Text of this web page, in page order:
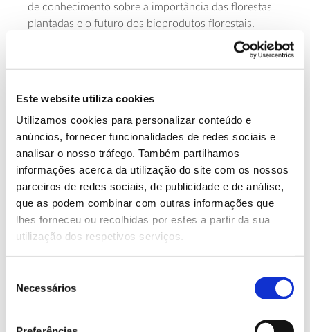
Este website utiliza cookies
Utilizamos cookies para personalizar conteúdo e
anúncios, fornecer funcionalidades de redes sociais e
analisar o nosso tráfego. Também partilhamos
informações acerca da utilização do site com os nossos
parceiros de redes sociais, de publicidade e de análise,
que as podem combinar com outras informações que
lhes forneceu ou recolhidas por estes a partir da sua
utilização dos respetivos serviços.
Necessários
de conhecimento sobre a importância das florestas
plantadas e o futuro dos bioprodutos florestais.
Serão ainda apresentados estudos recentes sobre as
plantações florestais e o eucalipto. O encontro,
promovido pelo jornal Expresso e a empresa The
acompanhar é necessária inscrição antecipada.
Saber mais
13.07.2026
Genoma do priolo e de outras espécies em risco:
conhecer para conservar